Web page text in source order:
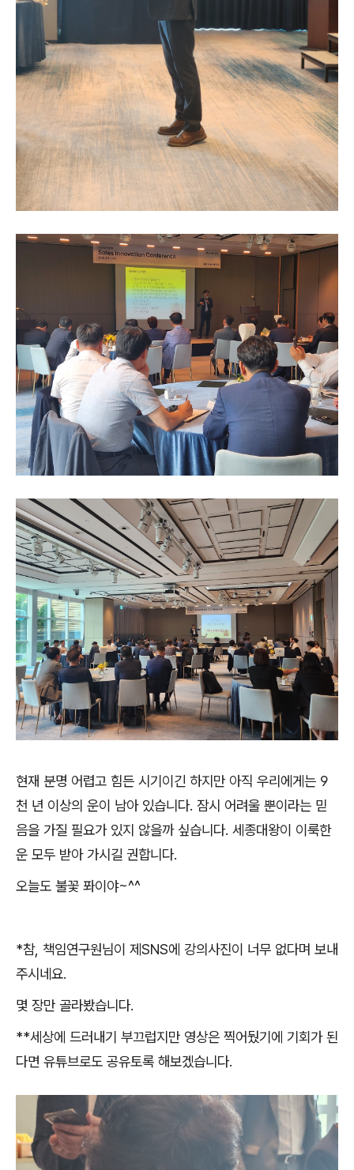
현재 분명 어렵고 힘든 시기이긴 하지만 아직 우리에게는 9
천 년 이상의 운이 남아 있습니다. 잠시 어려울 뿐이라는 믿
음을 가질 필요가 있지 않을까 싶습니다. 세종대왕이 이룩한
운 모두 받아 가시길 권합니다.
오늘도 불꽃 퐈이야~^^
*참, 책임연구원님이 제SNS에 강의사진이 너무 없다며 보내
주시네요.
몇 장만 골라봤습니다.
**세상에 드러내기 부끄럽지만 영상은 찍어뒀기에 기회가 된
다면 유튜브로도 공유토록 해보겠습니다.